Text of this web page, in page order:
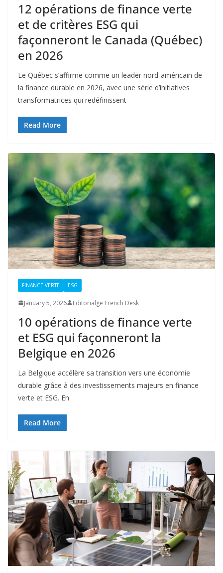
12 opérations de finance verte
et de critères ESG qui
façonneront le Canada (Québec)
en 2026
Le Québec s’affirme comme un leader nord-américain de
la finance durable en 2026, avec une série d’initiatives
transformatrices qui redéfinissent
Read More
FINANCE VERTE ESG
January 5, 2026 Editorialge French Desk
10 opérations de finance verte
et ESG qui façonneront la
Belgique en 2026
La Belgique accélère sa transition vers une économie
durable grâce à des investissements majeurs en finance
verte et ESG. En
Read More